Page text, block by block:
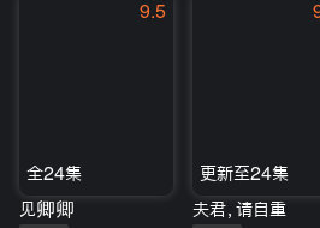
9.5
全24集
见卿卿
更新至24集
夫君，请自重